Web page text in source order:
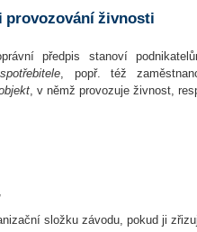
provozování živnosti
předpis stanoví
, popř. též
, v němž provozuje živnost,
složku závodu, pokud ji